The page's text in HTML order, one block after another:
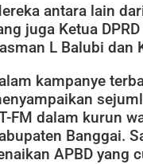
antara lain
juga Ketua
L Balubi dan
kampanye
FM dalam kurun
Banggai.
APBD yang